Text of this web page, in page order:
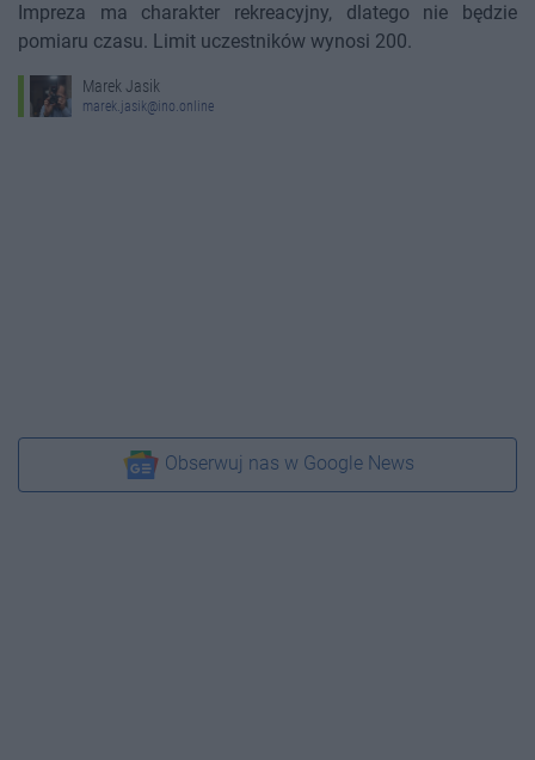
Impreza ma charakter rekreacyjny, dlatego nie będzie
pomiaru czasu. Limit uczestników wynosi 200.
Marek Jasik
marek.jasik@ino.online
Obserwuj nas w Google News